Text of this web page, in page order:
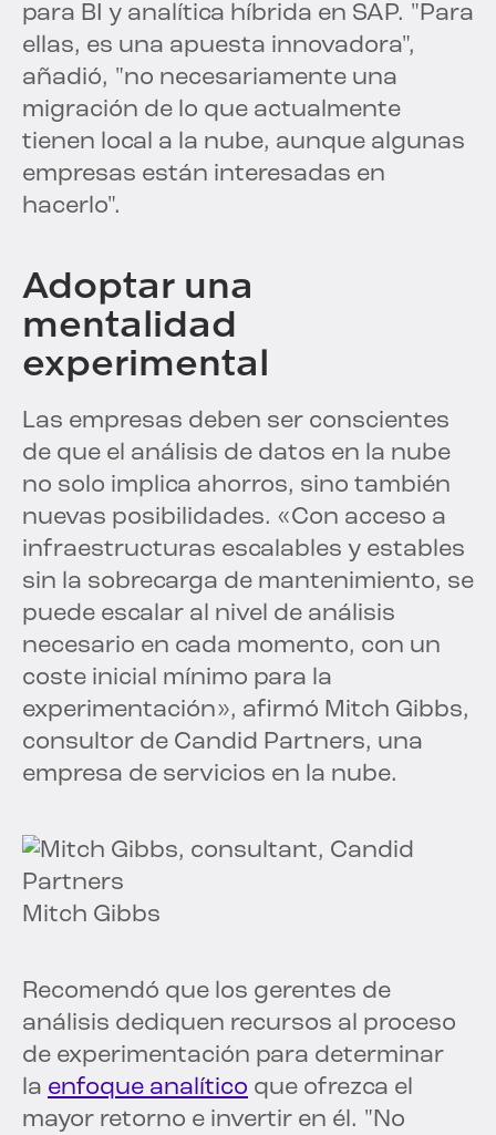
para BI y analítica híbrida en SAP. "Para
ellas, es una apuesta innovadora",
añadió, "no necesariamente una
migración de lo que actualmente
tienen local a la nube, aunque algunas
empresas están interesadas en
hacerlo".
Adoptar una
mentalidad
experimental
Las empresas deben ser conscientes
de que el análisis de datos en la nube
no solo implica ahorros, sino también
nuevas posibilidades. «Con acceso a
infraestructuras escalables y estables
sin la sobrecarga de mantenimiento, se
puede escalar al nivel de análisis
necesario en cada momento, con un
coste inicial mínimo para la
experimentación», afirmó Mitch Gibbs,
consultor de Candid Partners, una
empresa de servicios en la nube.
Mitch Gibbs
Recomendó que los gerentes de
análisis dediquen recursos al proceso
de experimentación para determinar
la enfoque analítico que ofrezca el
mayor retorno e invertir en él. "No